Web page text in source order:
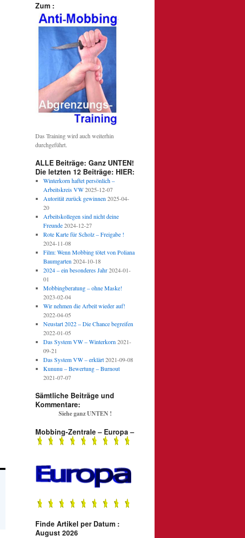
Zum :
Das Training wird auch weiterhin
durchgeführt.
ALLE Beiträge: Ganz UNTEN!
Die letzten 12 Beiträge: HIER:
Winterkorn haftet persönlich –
Arbeitskreis VW 2025-12-07
Autorität zurück gewinnen 2025-04-
20
Arbeitskollegen sind nicht deine
Freunde 2024-12-27
Rote Karte für Scholz – Freigabe !
2024-11-08
Film: Wenn Mobbing tötet von Poliana
Baumgarten 2024-10-18
2024 – ein besonderes Jahr 2024-01-
01
Mobbingberatung – ohne Maske!
2023-02-04
Wir nehmen die Arbeit wieder auf!
2022-04-05
Neustart 2022 – Die Chance begreifen
2022-01-05
Das System VW – Winterkorn 2021-
09-21
Das System VW – erklärt 2021-09-08
Kununu – Bewertung – Burnout
2021-07-07
Sämtliche Beiträge und
Kommentare:
Siehe ganz UNTEN !
Mobbing-Zentrale – Europa –
Finde Artikel per Datum :
August 2026